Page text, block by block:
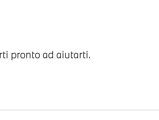
pronto ad aiutarti.